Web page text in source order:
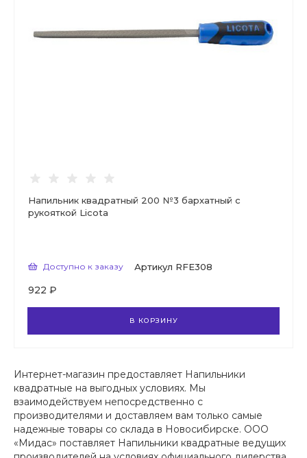
Напильник квадратный 200 №3 бархатный с
рукояткой Licota
Доступно к заказу Артикул RFE308
922 ₽
В КОРЗИНУ
Интернет-магазин предоставляет Напильники
квадратные на выгодных условиях. Мы
взаимодействуем непосредственно с
производителями и доставляем вам только самые
надежные товары со склада в Новосибирске. ООО
«Мидас» поставляет Напильники квадратные ведущих